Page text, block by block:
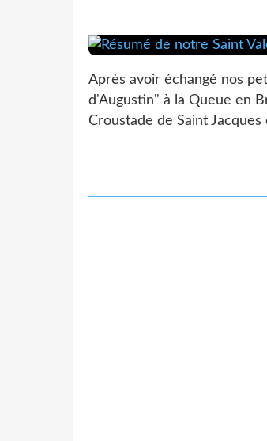
Après avoir échangé nos
d'Augustin" à la Queue en
Croustade de Saint